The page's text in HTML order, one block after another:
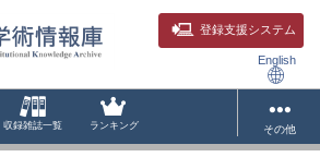
登録支援システム
English
収録雑誌一覧 ランキング その他